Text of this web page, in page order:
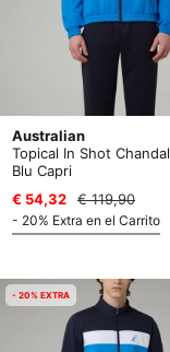
Australian
Topical In Shot Chandal
Blu Capri
€ 54,32
€ 119,90
- 20% Extra en el Carrito
- 20% EXTRA